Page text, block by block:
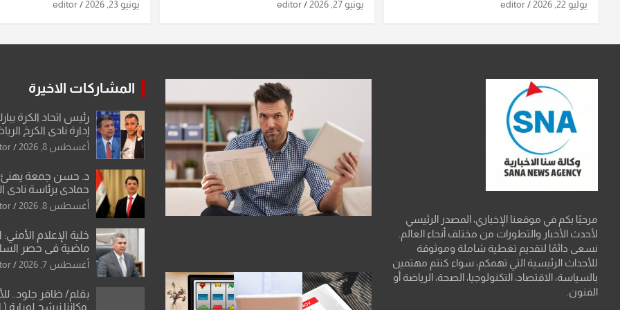
يوليو 22, 2026 editor يونيو 27, 2026 editor يونيو 23, 2026 editor
مرحبًا بكم في موقعنا الإخباري، المصدر الرئيسي
لأحدث الأخبار والتطورات من مختلف أنحاء العالم.
نسعى دائمًا لتقديم تغطية شاملة وموثوقة
للأحداث الرئيسية التي تهمكم، سواء كنتم مهتمين
بالسياسة، الاقتصاد، التكنولوجيا، الصحة، الرياضة أو
الفنون.
المشاركات الاخيرة
رئيس اتحاد الكرة
إدارة نادي الكرخ
أغسطس 8, 2026
د. حسن جمعة يهنئ
حمادي برئاسة نادي
استثنائية ونقلة
أغسطس 8, 2026
خلية الإعلام
ماضية في حصر
دون رجعة
أغسطس 7, 2026
بقلم/ ظافر جلود..
.وكاننا نرشح لوزارة (